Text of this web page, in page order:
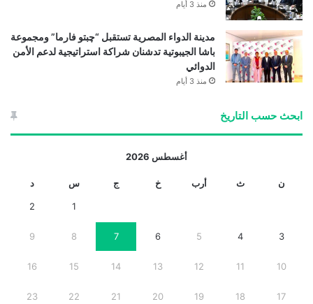
منذ 3 أيام
مدينة الدواء المصرية تستقبل “چبتو فارما” ومجموعة
باشا الجيبوتية تدشنان شراكة استراتيجية لدعم الأمن
الدوائي
منذ 3 أيام
ابحث حسب التاريخ
أغسطس 2026
ن ث أرب خ ج س د
1
2
3
4
5
6
7
8
9
10
11
12
13
14
15
16
17
18
19
20
21
22
23